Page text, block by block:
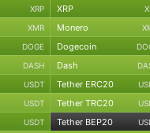
XRP XRP
XMR Monero
DOGE Dogecoin
DASH Dash
USDT Tether ERC20
USDT Tether TRC20
USDT Tether BEP20